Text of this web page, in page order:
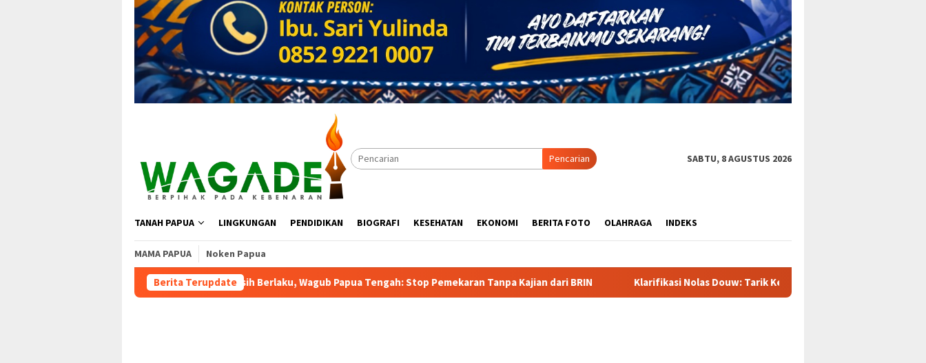
Pencarian SABTU, 8 AGUSTUS 2026
TANAH PAPUA LINGKUNGAN PENDIDIKAN BIOGRAFI KESEHATAN EKONOMI BERITA FOTO OLAHRAGA INDEKS
MAMA PAPUA Noken Papua
Berita Terupdate
Moratorium Masih Berlaku, Wagub Papua Tengah: Stop Pemekaran Tanpa Kajian dari BRIN Klarifikasi Nolas Douw: Tarik Kembali Surat, Lepas Jabatan Ketua BMP Dogiyai dan Putus